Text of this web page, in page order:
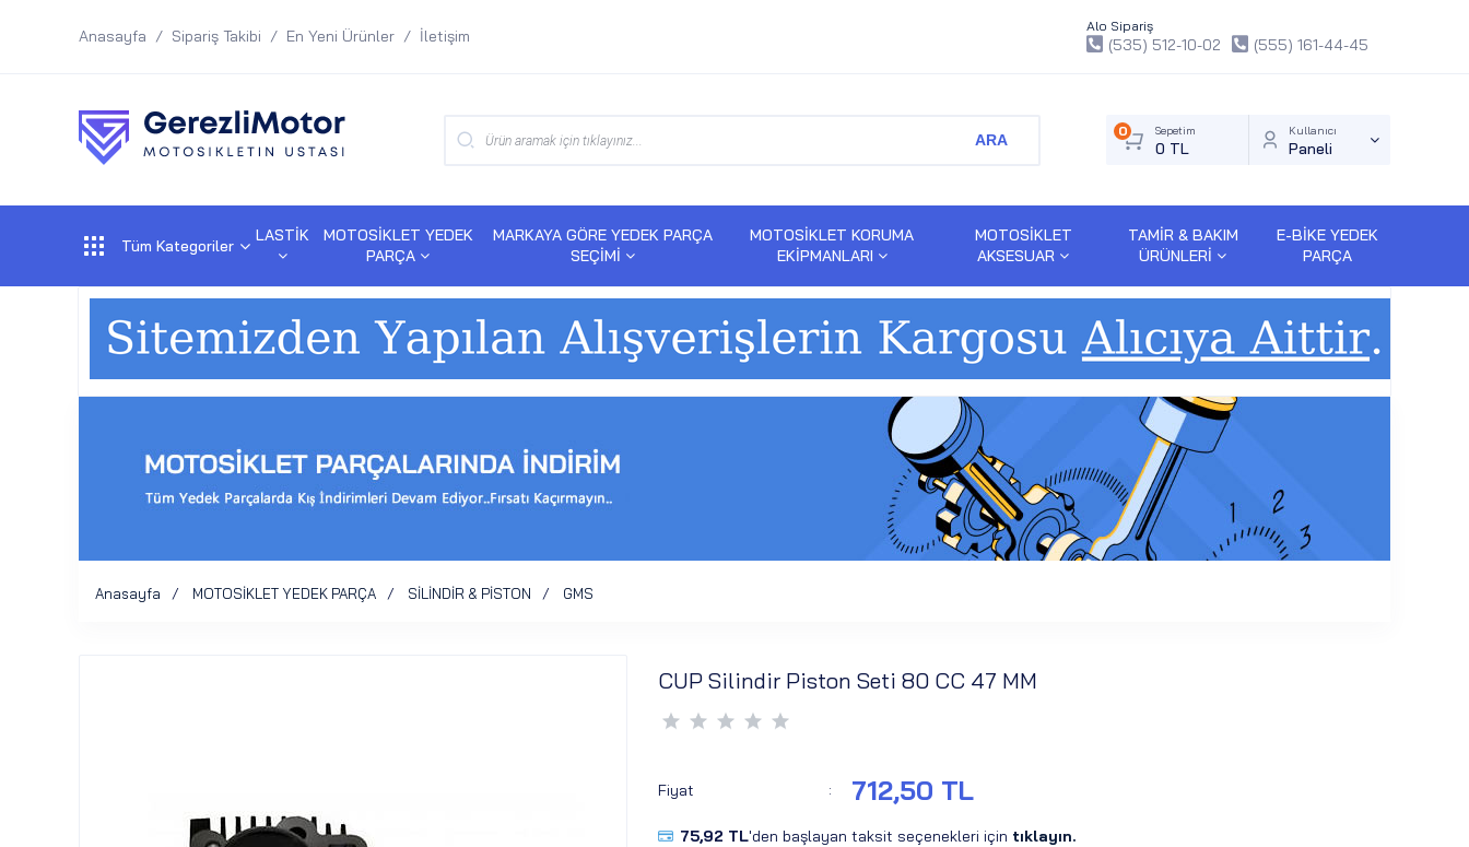
Anasayfa Sipariş Takibi En Yeni Ürünler İletişim
Alo Sipariş
(535) 512-10-02 (555) 161-44-45
ARA
Sepetim
0 TL
0 Kullanıcı
Paneli
Tüm Kategoriler
LASTİK
MOTOSİKLET YEDEK
PARÇA
MARKAYA GÖRE YEDEK PARÇA
SEÇİMİ
MOTOSİKLET KORUMA
EKİPMANLARI
MOTOSİKLET
AKSESUAR
TAMİR & BAKIM
ÜRÜNLERİ
E-BİKE YEDEK
PARÇA
Anasayfa MOTOSİKLET YEDEK PARÇA SİLİNDİR & PİSTON GMS
CUP Silindir Piston Seti 80 CC 47 MM
Fiyat : 712,50 TL
75,92 TL'den başlayan taksit seçenekleri için tıklayın.